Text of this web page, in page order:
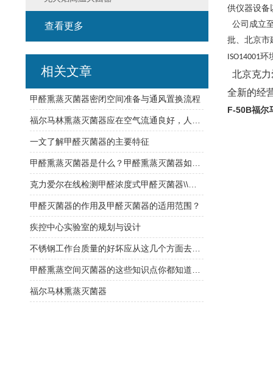
供仪器设备
公司成立
批、北京市
ISO14001环
北京克
全新的经
F-50B福尔
查看更多
相关文章
甲醛熏蒸灭菌器密闭空间准备与通风置换流程
一文了解甲醛灭菌器的主要特征
甲醛灭菌器的作用及甲醛灭菌器的适用范围？
疾控中心实验室的规划与设计
福尔马林熏蒸灭菌器